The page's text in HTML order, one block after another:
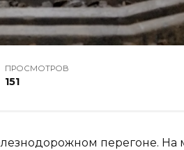
ПРОСМОТРОВ
151
перегоне. На